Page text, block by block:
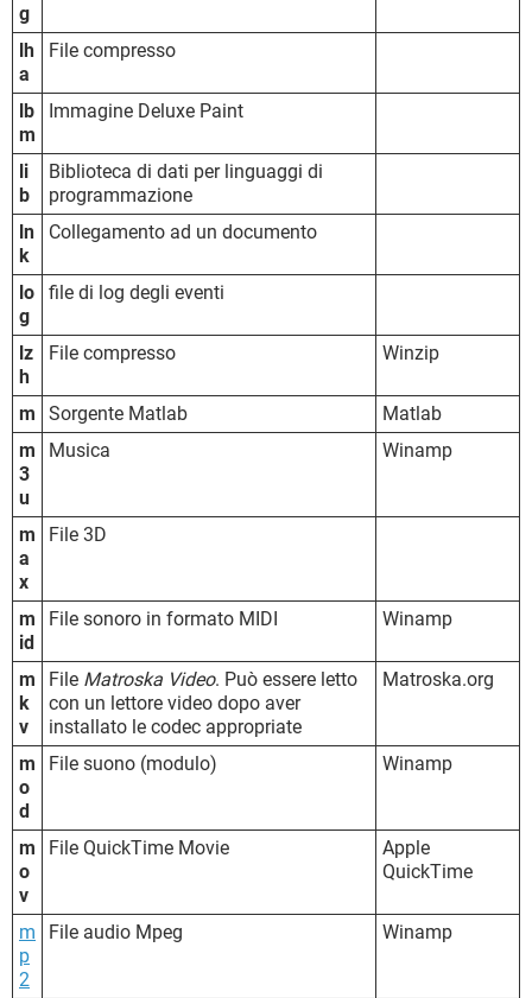
g
lh
a
File compresso
lb
m
Immagine Deluxe Paint
li
b
Biblioteca di dati per linguaggi di
programmazione
ln
k
Collegamento ad un documento
lo
g
file di log degli eventi
lz
h
File compresso Winzip
m Sorgente Matlab
Matlab
m
3
u
Musica Winamp
m
a
x
File 3D
m
id
File sonoro in formato MIDI Winamp
m
k
v
File Matroska Video. Può essere letto
con un lettore video dopo aver
installato le codec appropriate
Matroska.org
m
o
d
File suono (modulo) Winamp
m
o
v
File QuickTime Movie
Apple
QuickTime
m
p
2
File audio Mpeg Winamp